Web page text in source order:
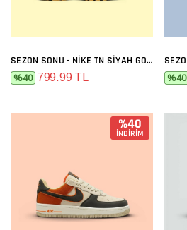
SEZON SONU - NIKE TN SIYAH GOLD
%40 799.99 TL %40
%40
İNDİRİM